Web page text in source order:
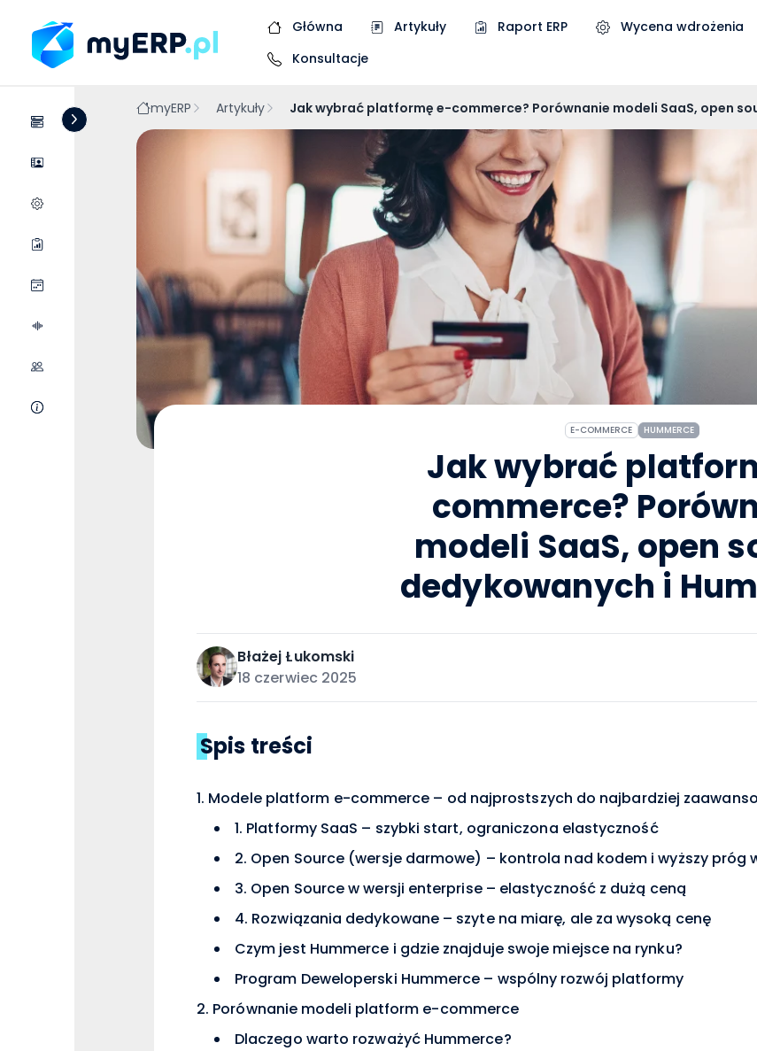
Główna Artykuły Raport ERP
Wycena wdrożenia
Konsultacje
Systemy
myERP Artykuły Jak wybrać platformę e-commerce? Porównanie modeli SaaS, open
E-COMMERCE HUMMERCE
Jak wybrać
commerce?
modeli SaaS, open
dedykowanych i
BłażejŁukomski
18 czerwiec 2025
Spis treści
Modele platform e-commerce – od najprostszych do najbardziej
1. Platformy SaaS – szybki start, ograniczona elastyczność
2. Open Source (wersje darmowe) – kontrola nad kodem i wyższy próg
3. Open Source w wersji enterprise – elastyczność z dużą ceną
4. Rozwiązania dedykowane – szyte na miarę, ale za wysoką cenę
Czym jest Hummerce i gdzie znajduje swoje miejsce na rynku?
Program Deweloperski Hummerce – wspólny rozwój platformy
Porównanie modeli platform e-commerce
Dlaczego warto rozważyć Hummerce?